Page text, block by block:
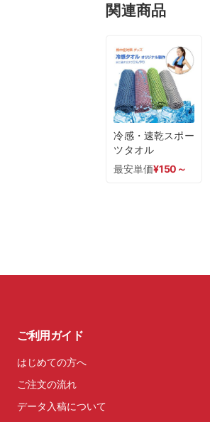
関連商品
冷感・速乾スポー
ツタオル
最安単価¥150 ～
ご利用ガイド
はじめての方へ
ご注文の流れ
データ入稿について